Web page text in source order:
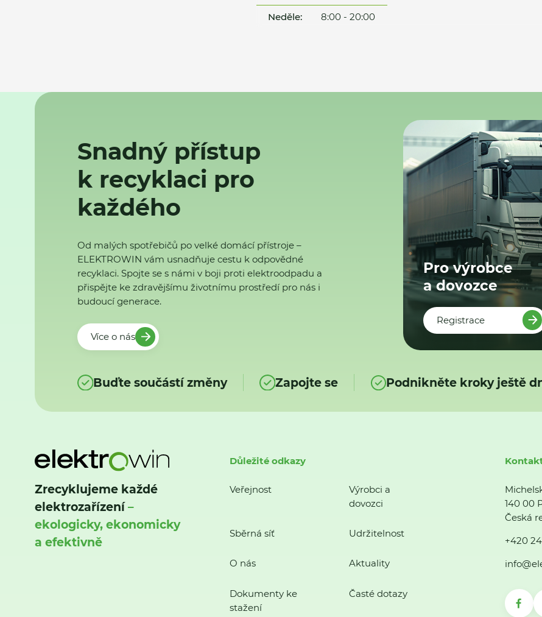
Neděle:
8:00 - 20:00
Snadný přístup
k recyklaci pro
každého
Od malých spotřebičů po velké domácí přístroje –
ELEKTROWIN vám usnadňuje cestu k odpovědné
recyklaci. Spojte se s námi v boji proti elektroodpadu a
přispějte ke zdravějšímu životnímu prostředí pro nás i
budoucí generace.
Více o nás
Pro výrobce
a dovozce
Registrace
Buďte součástí změny Zapojte se Podnikněte kroky ještě
Zrecyklujeme každé
elektrozařízení–
ekologicky, ekonomicky
a efektivně
Důležité odkazy
Veřejnost
Výrobci a
dovozci
Sběrná síť Udržitelnost
O nás Aktuality
Dokumenty ke
stažení
Časté dotazy
140 00
Česká
+420